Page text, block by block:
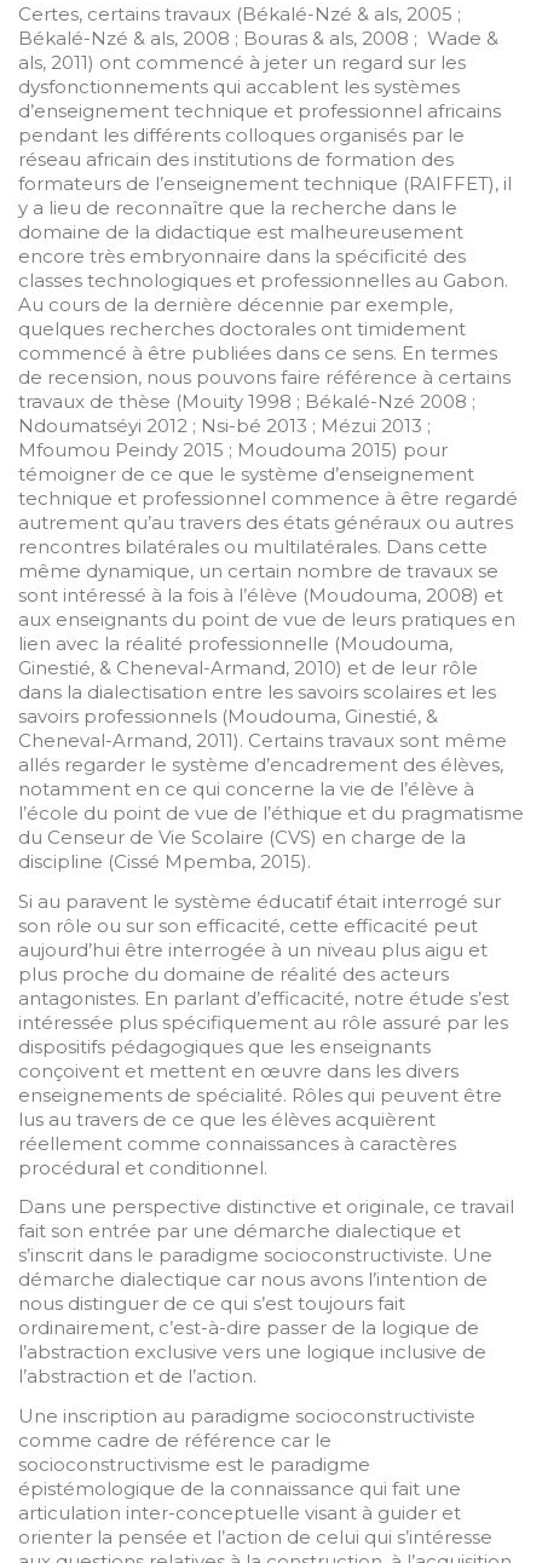
Certes, certains travaux (Békalé-Nzé & als, 2005 ;
Békalé-Nzé & als, 2008 ; Bouras & als, 2008 ; Wade &
als, 2011) ont commencé à jeter un regard sur les
dysfonctionnements qui accablent les systèmes
d’enseignement technique et professionnel africains
pendant les différents colloques organisés par le
réseau africain des institutions de formation des
formateurs de l’enseignement technique (RAIFFET), il
y a lieu de reconnaître que la recherche dans le
domaine de la didactique est malheureusement
encore très embryonnaire dans la spécificité des
classes technologiques et professionnelles au Gabon.
Au cours de la dernière décennie par exemple,
quelques recherches doctorales ont timidement
commencé à être publiées dans ce sens. En termes
de recension, nous pouvons faire référence à certains
travaux de thèse (Mouity 1998 ; Békalé-Nzé 2008 ;
Ndoumatséyi 2012 ; Nsi-bé 2013 ; Mézui 2013 ;
Mfoumou Peindy 2015 ; Moudouma 2015) pour
témoigner de ce que le système d’enseignement
technique et professionnel commence à être regardé
autrement qu’au travers des états généraux ou autres
rencontres bilatérales ou multilatérales. Dans cette
même dynamique, un certain nombre de travaux se
sont intéressé à la fois à l’élève (Moudouma, 2008) et
aux enseignants du point de vue de leurs pratiques en
lien avec la réalité professionnelle (Moudouma,
Ginestié, & Cheneval-Armand, 2010) et de leur rôle
dans la dialectisation entre les savoirs scolaires et les
savoirs professionnels (Moudouma, Ginestié, &
Cheneval-Armand, 2011). Certains travaux sont même
allés regarder le système d’encadrement des élèves,
notamment en ce qui concerne la vie de l’élève à
l’école du point de vue de l’éthique et du pragmatisme
du Censeur de Vie Scolaire (CVS) en charge de la
discipline (Cissé Mpemba, 2015).
Si au paravent le système éducatif était interrogé sur
son rôle ou sur son efficacité, cette efficacité peut
aujourd’hui être interrogée à un niveau plus aigu et
plus proche du domaine de réalité des acteurs
antagonistes. En parlant d’efficacité, notre étude s’est
intéressée plus spécifiquement au rôle assuré par les
dispositifs pédagogiques que les enseignants
conçoivent et mettent en œuvre dans les divers
enseignements de spécialité. Rôles qui peuvent être
lus au travers de ce que les élèves acquièrent
réellement comme connaissances à caractères
procédural et conditionnel.
Dans une perspective distinctive et originale, ce travail
fait son entrée par une démarche dialectique et
s’inscrit dans le paradigme socioconstructiviste. Une
démarche dialectique car nous avons l’intention de
nous distinguer de ce qui s’est toujours fait
ordinairement, c’est-à-dire passer de la logique de
l’abstraction exclusive vers une logique inclusive de
l’abstraction et de l’action.
Une inscription au paradigme socioconstructiviste
comme cadre de référence car le
socioconstructivisme est le paradigme
épistémologique de la connaissance qui fait une
articulation inter-conceptuelle visant à guider et
orienter la pensée et l’action de celui qui s’intéresse